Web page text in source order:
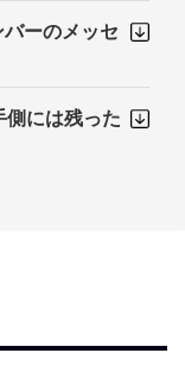
バーのメッセ
側には残った